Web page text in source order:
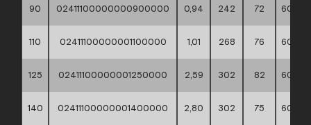
90 02411100000000900000 0,94 242 72
110 02411100000001100000 1,01 268 76
125 02411100000001250000 2,59 302 82
140 02411100000001400000 2,80 302 75